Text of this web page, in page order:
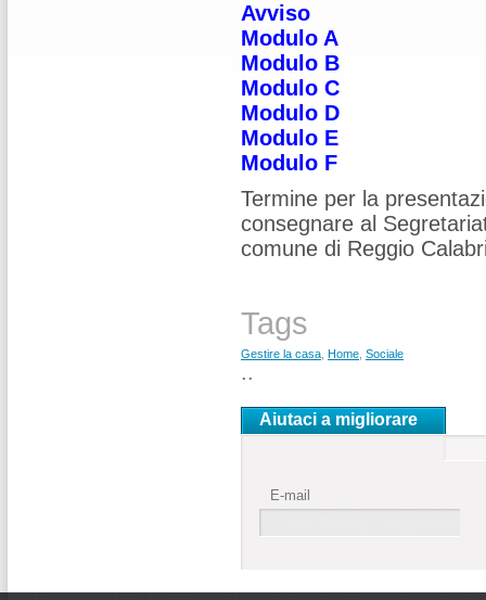
Avviso
Modulo A
Modulo B
Modulo C
Modulo D
Modulo E
Modulo F
Termine per la
consegnare al
comune di Reggio
Tags
Gestire la casa Home Sociale
..
Aiutaci a migliorare
E-mail